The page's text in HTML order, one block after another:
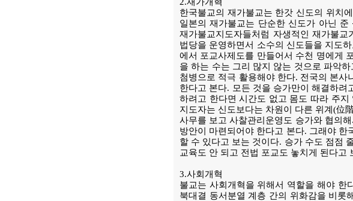
한국불교의 재가불교는 한갓 신도의 위치
일본의 재가불교는 단순한 신도가 아닌
재가불교지도자들처럼 자생적인 재가불
법당을 운영하면서 소수의 신도들을 지도
에서 포교사제도를 만들어서 수천 명에게
을 하는 수는 그리 많지 않는 것으로 파악
첨병으로 적극 활용해야 한다. 전국의 본
한다고 본다. 모든 것을 승가만이 해결하
하려고 한다면 시간도 없고 몸도 따라 주
지도자는 신도보다는 차원이 다른 위계(位
사무를 보고 사찰관리운영도 승가와 협의
방안이 마련되어야 한다고 본다. 그래야
할 수 있다고 보는 것이다. 승가 수도 점점
교육도 안 되고 전법 포교도 놓치게 된다고
3.사회개혁
불교는 사회개혁을 위해서 역할을 해야 한
북대결 동서분열 계층 간의 위화감을 비롯